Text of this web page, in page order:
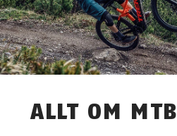
ALLT OM MTB